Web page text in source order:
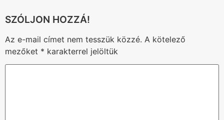
Az e-mail címet nem tesszük közzé. A kötelező
mezőket * karakterrel jelöltük